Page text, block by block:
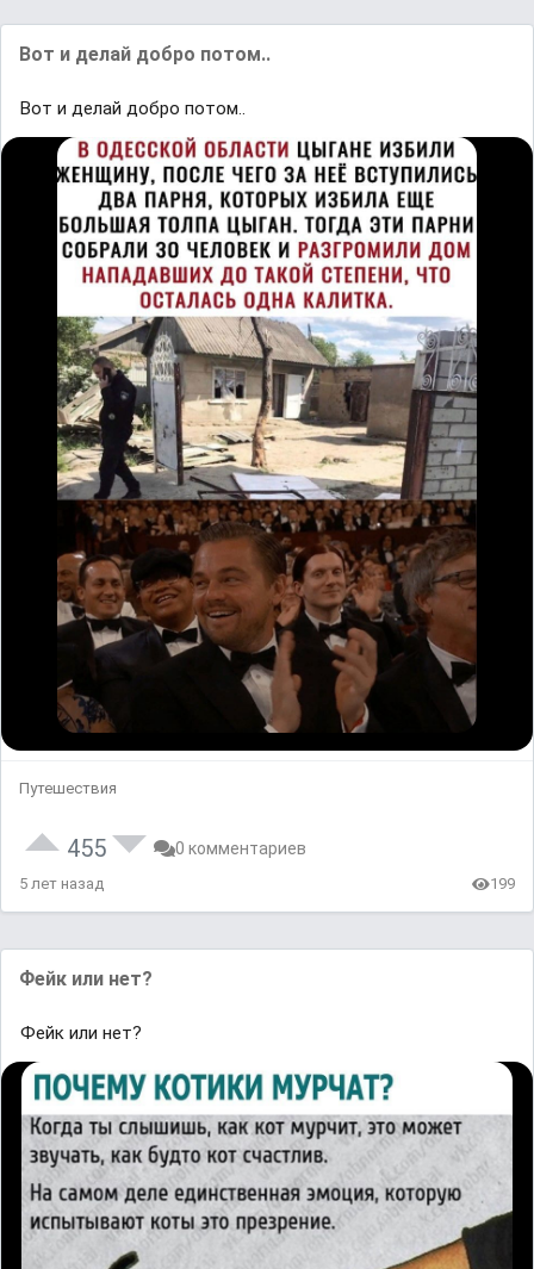
Вот и делай добро потом..
Вот и делай добро потом..
Путешествия
455 0 комментариев
5 лет назад 199
Фейк или нет?
Фейк или нет?